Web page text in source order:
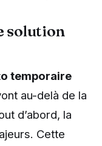
solution
temporaire
au-delà de la
d’abord, la
Cette